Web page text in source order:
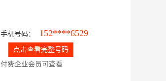
手机号码： 152****6529
点击查看完整号码
付费企业会员可查看